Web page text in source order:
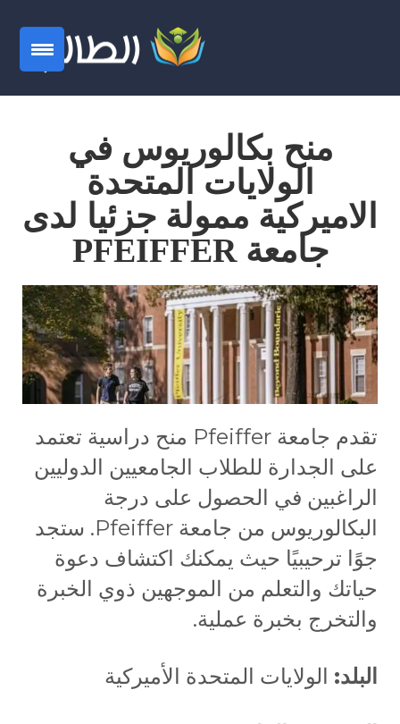
منح بكالوريوس في
الولايات المتحدة
الاميركية ممولة جزئيا لدى
جامعة PFEIFFER
تقدم جامعة Pfeiffer منح دراسية تعتمد
على الجدارة للطلاب الجامعيين الدوليين
الراغبين في الحصول على درجة
البكالوريوس من جامعة Pfeiffer. ستجد
جوًا ترحيبيًا حيث يمكنك اكتشاف دعوة
حياتك والتعلم من الموجهين ذوي الخبرة
والتخرج بخبرة عملية.
البلد: الولايات المتحدة الأميركية